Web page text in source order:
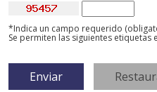
*Indica un campo requerido
Se permiten las siguientes etiquetas